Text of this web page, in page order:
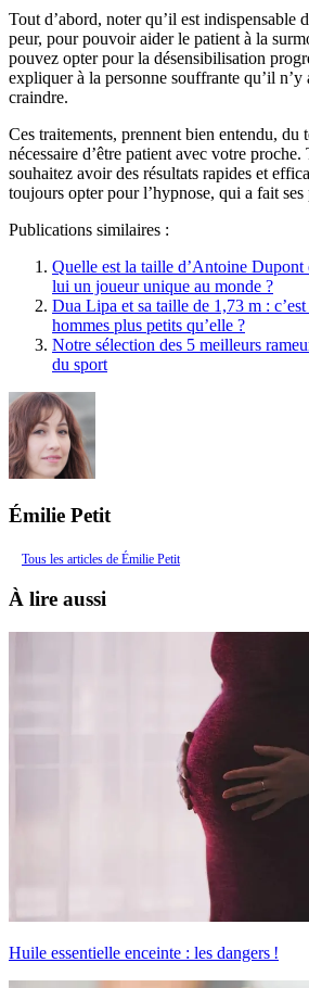
Tout d’abord, noter qu’il est indispensable
peur, pour pouvoir aider le patient à la
pouvez opter pour la désensibilisation
expliquer à la personne souffrante qu’il n’y
craindre.
Ces traitements, prennent bien entendu, du
nécessaire d’être patient avec votre
souhaitez avoir des résultats rapides et
toujours opter pour l’hypnose, qui a fait ses
Publications similaires :
Quelle est la taille d’Antoine
lui un joueur unique au monde ?
Dua Lipa et sa taille de 1,73 m :
hommes plus petits qu’elle ?
Notre sélection des 5 meilleurs
du sport
Émilie Petit
Tous les articles de Émilie Petit
À lire aussi
Huile essentielle enceinte : les dangers !